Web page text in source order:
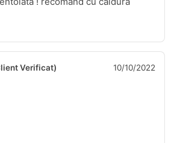
Verificat) 10/10/2022